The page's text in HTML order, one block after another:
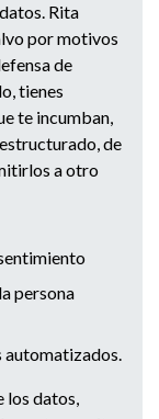
Rita
por motivos
de
tienes
te incumban,
de
a otro
persona
automatizados.
los datos,